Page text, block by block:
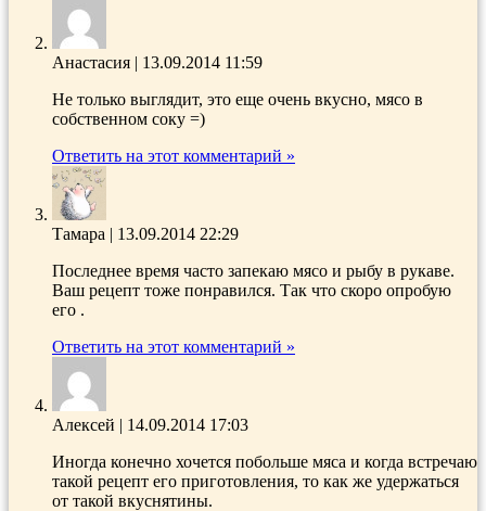
Анастасия | 13.09.2014 11:59
Не только выглядит, это еще очень вкусно, мясо в
собственном соку =)
Ответить на этот комментарий »
Тамара | 13.09.2014 22:29
Последнее время часто запекаю мясо и рыбу в рукаве.
Ваш рецепт тоже понравился. Так что скоро опробую
его .
Ответить на этот комментарий »
Алексей | 14.09.2014 17:03
Иногда конечно хочется побольше мяса и когда встречаю
такой рецепт его приготовления, то как же удержаться
от такой вкуснятины.